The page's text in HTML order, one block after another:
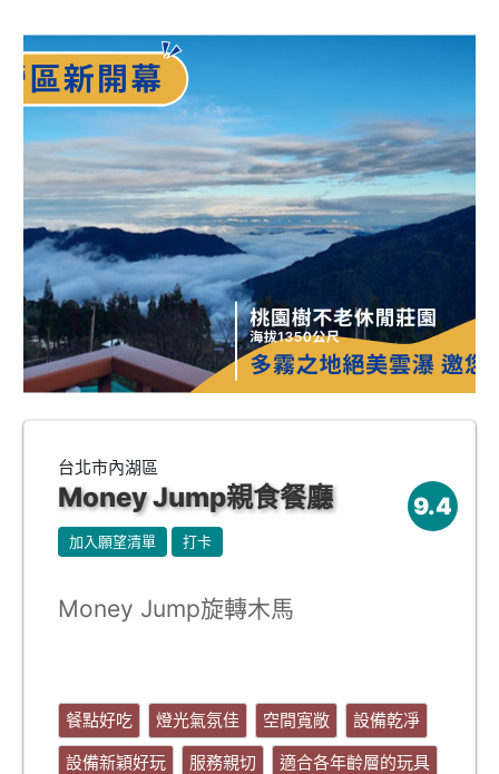
台北市內湖區
Money Jump親食餐廳 9.4
加入願望清單 打卡
Money Jump旋轉木馬
餐點好吃 燈光氣氛佳 空間寬敞
設備乾凈
設備新穎好玩
服務親切
適合各年齡層的玩具